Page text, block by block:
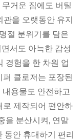
거운 짐에도 버틸
을 오랫동안 유지
절 분위기를 담은
서도 아늑한 감성
경험을 한 차원 업
클로저는 포장된
용물도 안전하고
로 제작되어 편안하
을 분산시켜, 연말
동안 휴대하기 편리